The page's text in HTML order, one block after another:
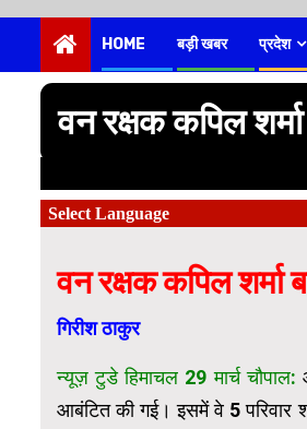
HOME बड़ी खबर प्रदेश
वन रक्षक कपिल
वन रक्षक कपिल शर्मा
गिरीश ठाकुर
न्यूज़ टुडे हिमाचल 29 मार्च चौपाल:
आबंटित की गई। इसमें वे 5 परिवार